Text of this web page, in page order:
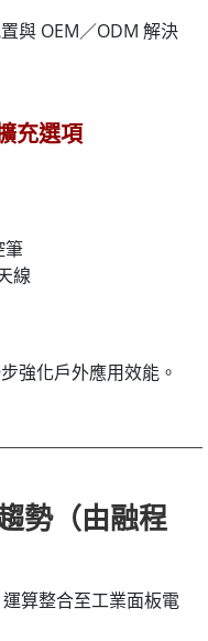
與 OEM／ODM 解決
充選項
筆
線
強化戶外應用效能。
勢（由融程
算整合至工業面板電